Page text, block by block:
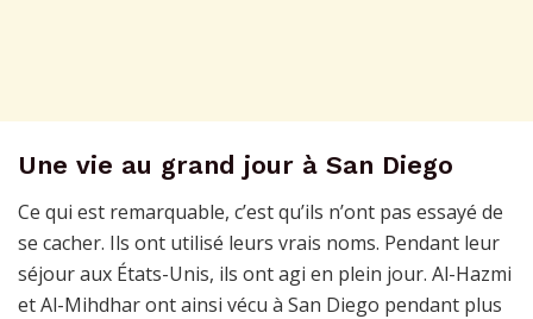
Une vie au grand jour à San Diego
Ce qui est remarquable, c’est qu’ils n’ont pas essayé de
se cacher. Ils ont utilisé leurs vrais noms. Pendant leur
séjour aux États-Unis, ils ont agi en plein jour. Al-Hazmi
et Al-Mihdhar ont ainsi vécu à San Diego pendant plus